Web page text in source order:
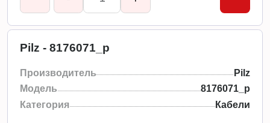
Pilz - 8176071_p
Производитель
Pilz
Модель
8176071_p
Категория
Кабели